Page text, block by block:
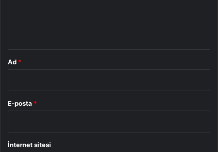
Ad *
E-posta *
İnternet sitesi